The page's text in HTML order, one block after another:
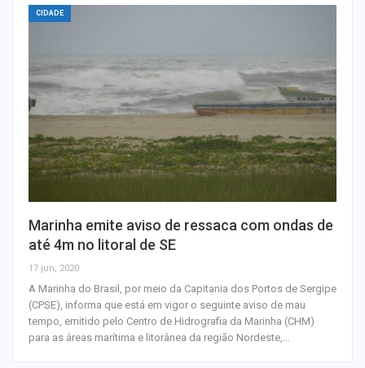
CIDADE
Marinha emite aviso de ressaca com ondas de
até 4m no litoral de SE
17 jun, 2020
A Marinha do Brasil, por meio da Capitania dos Portos de Sergipe
(CPSE), informa que está em vigor o seguinte aviso de mau
tempo, emitido pelo Centro de Hidrografia da Marinha (CHM)
para as áreas marítima e litorânea da região Nordeste,…